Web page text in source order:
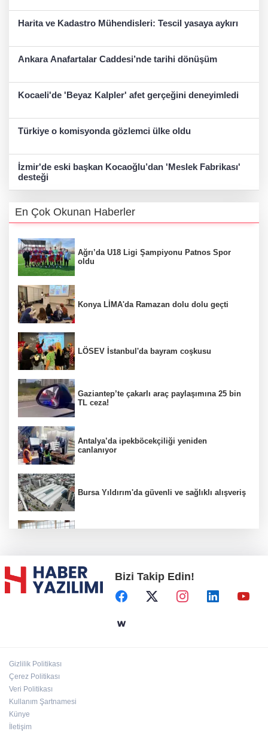
Harita ve Kadastro Mühendisleri: Tescil yasaya aykırı
Ankara Anafartalar Caddesi’nde tarihi dönüşüm
Kocaeli'de 'Beyaz Kalpler' afet gerçeğini deneyimledi
Türkiye o komisyonda gözlemci ülke oldu
İzmir'de eski başkan Kocaoğlu’dan 'Meslek Fabrikası'
desteği
En Çok Okunan Haberler
Ağrı’da U18 Ligi Şampiyonu Patnos Spor
oldu
Konya LİMA'da Ramazan dolu dolu geçti
LÖSEV İstanbul'da bayram coşkusu
Gaziantep’te çakarlı araç paylaşımına 25 bin
TL ceza!
Antalya’da ipekböcekçiliği yeniden
canlanıyor
Bursa Yıldırım'da güvenli ve sağlıklı alışveriş
Başkent'in göletlerinde temizlik ve bakım
sürüyor
Bizi Takip Edin!
Gizlilik Politikası
Çerez Politikası
Veri Politikası
Kullanım Şartnamesi
Künye
İletişim